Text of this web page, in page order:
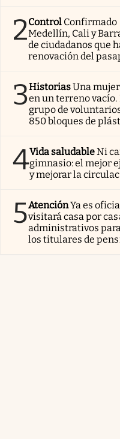
2Control Confirmado
Medellín, Cali y
de ciudadanos que
renovación del
3HistoriasUna
en un terreno vacío.
grupo de
850 bloques de
4Vida saludableNi
gimnasio: el mejor
y mejorar la
5AtenciónYa es
visitará casa por
administrativos
los titulares de